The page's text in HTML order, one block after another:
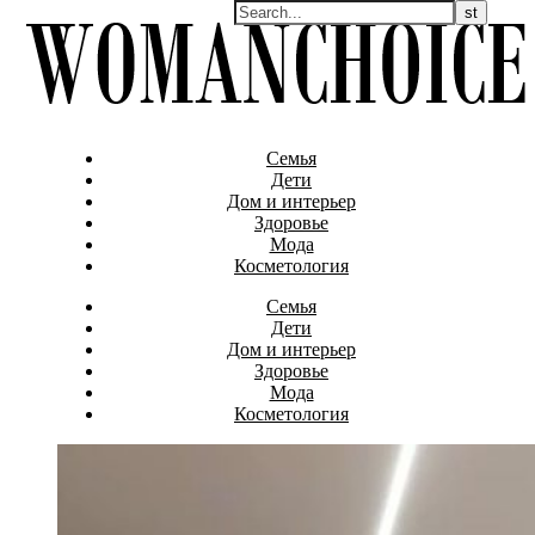
Семья
Дети
Дом и интерьер
Здоровье
Мода
Косметология
Семья
Дети
Дом и интерьер
Здоровье
Мода
Косметология